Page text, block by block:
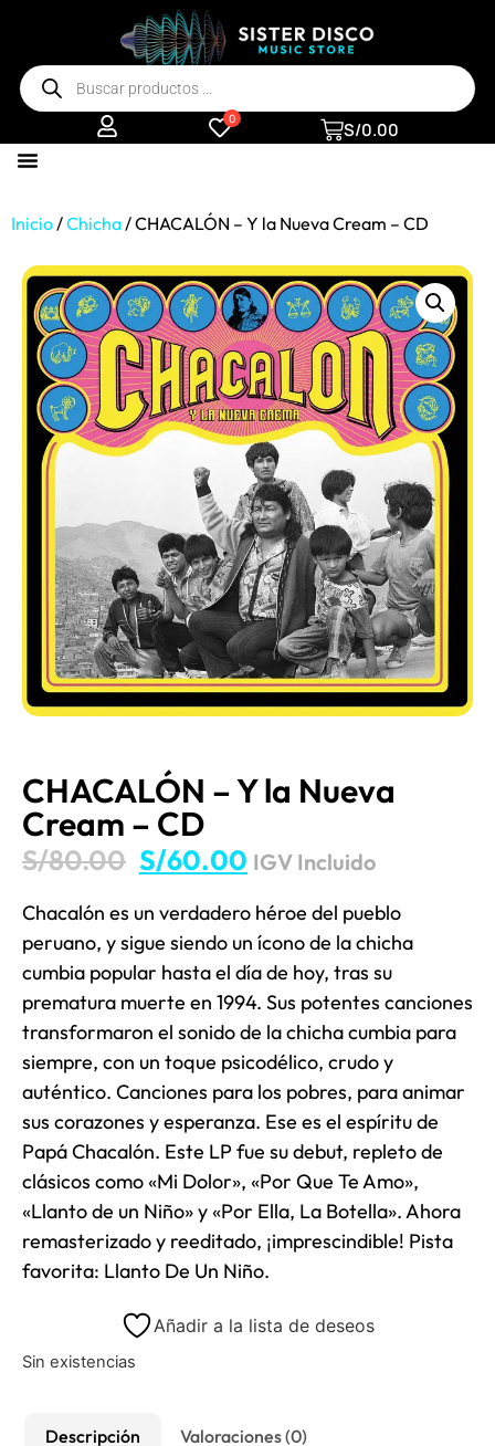
0 S/0.00
Inicio/Chicha/ CHACALÓN – Y la Nueva Cream – CD
CHACALÓN – Y la Nueva
Cream – CD
S/80.00 S/60.00 IGV Incluido
Chacalón es un verdadero héroe del pueblo
peruano, y sigue siendo un ícono de la chicha
cumbia popular hasta el día de hoy, tras su
prematura muerte en 1994. Sus potentes canciones
transformaron el sonido de la chicha cumbia para
siempre, con un toque psicodélico, crudo y
auténtico. Canciones para los pobres, para animar
sus corazones y esperanza. Ese es el espíritu de
Papá Chacalón. Este LP fue su debut, repleto de
clásicos como «Mi Dolor», «Por Que Te Amo»,
«Llanto de un Niño» y «Por Ella, La Botella». Ahora
remasterizado y reeditado, ¡imprescindible! Pista
favorita: Llanto De Un Niño.
Añadir a la lista de deseos
Sin existencias
Descripción Valoraciones (0)